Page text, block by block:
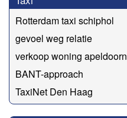
Rotterdam taxi schiphol
gevoel weg relatie
verkoop woning apeldoorn
BANT-approach
TaxiNet Den Haag